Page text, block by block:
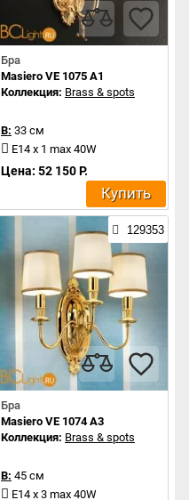
Бра
Masiero VE 1075 A1
Коллекция: Brass & spots
В: 33 см
E14 x 1 max 40W
Цена: 52 150 Р.
Купить
129353
Бра
Masiero VE 1074 A3
Коллекция: Brass & spots
В: 45 см
E14 x 3 max 40W